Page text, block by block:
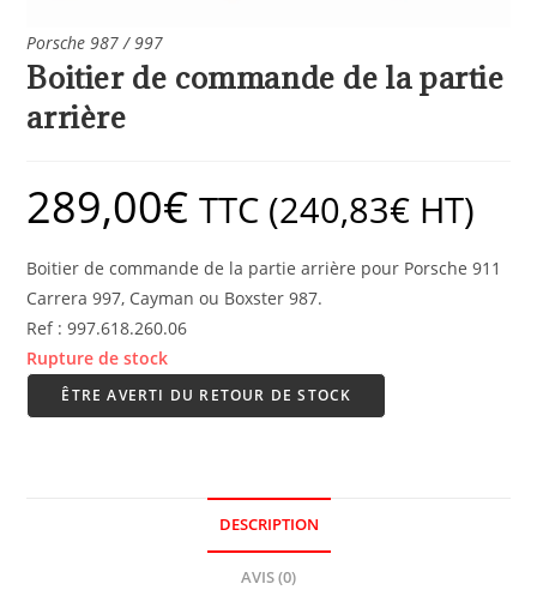
Porsche 987 / 997
Boitier de commande de la partie
arrière
289,00€ TTC (240,83€ HT)
Boitier de commande de la partie arrière pour Porsche 911
Carrera 997, Cayman ou Boxster 987.
Ref : 997.618.260.06
Rupture de stock
ÊTRE AVERTI DU RETOUR DE STOCK
DESCRIPTION
AVIS (0)